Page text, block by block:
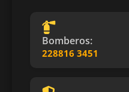
Bomberos:
228816 3451